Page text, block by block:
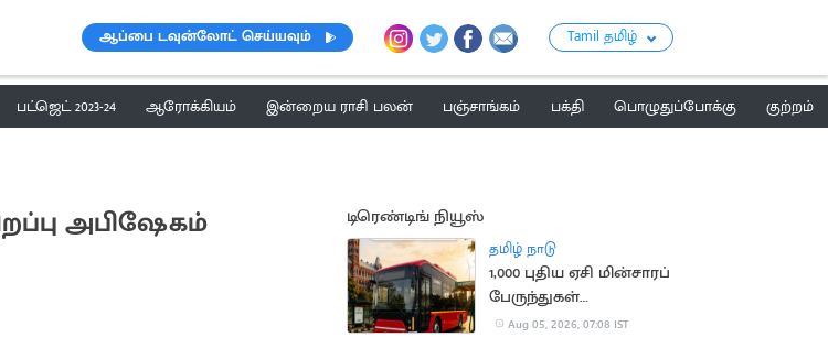
ஆப்பை டவுன்லோட் செய்யவும் Tamil தமிழ்
பட்ஜெட் 2023-24 ஆரோக்கியம் இன்றைய ராசி பலன் பஞ்சாங்கம் பக்தி பொழுதுப்போக்கு
குற்றம்
அபிஷேகம் டிரெண்டிங் நியூஸ்
தமிழ் நாடு
1,000 புதிய ஏசி மின்சாரப்
பேருந்துகள்
வாங்கப்படும் -
Aug 05, 2026, 07:08 IST